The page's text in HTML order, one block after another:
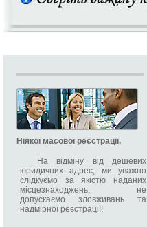
Ніякої масової реєстрації.
На відміну від дешевих
юридичних адрес, ми уважно
слідкуємо за якістю наданих
місцезнаходжень, не
допускаємо зловживань та
надмірної реєстрації!